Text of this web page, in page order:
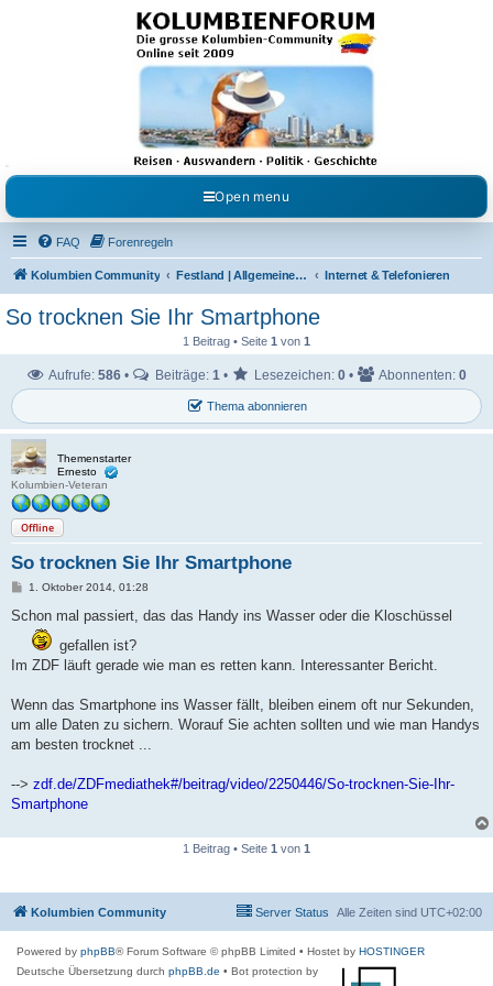
Kolumbienforum - Das
grosse Forum der
Freunde Kolumbiens
Reisen, Auswandern, Kultur, Politik, Geschichte und Visum in Kolumbien und Venezuela.
Austausch, Erfahrungen und Gemeinschaft im Kolumbienforum
Open menu
FAQ Forenregeln
Kolumbien Community Festland | Allgemeine Fragen Internet & Telefonieren
So trocknen Sie Ihr Smartphone
1 Beitrag • Seite 1 von 1
Thema abonnieren
Aufrufe: 586 • Beiträge: 1 • Lesezeichen: 0 • Abonnenten: 0
Themenstarter
Ernesto
Kolumbien-Veteran
Offline
So trocknen Sie Ihr Smartphone
B
i
g
1. Oktober 2014, 01:28
Schon mal passiert, das das Handy ins Wasser oder die Kloschüssel
gefallen ist?
Im ZDF läuft gerade wie man es retten kann. Interessanter Bericht.
Wenn das Smartphone ins Wasser fällt, bleiben einem oft nur Sekunden,
um alle Daten zu sichern. Worauf Sie achten sollten und wie man Handys
am besten trocknet ...
--> zdf.de/ZDFmediathek#/beitrag/video/2250446/So-trocknen-Sie-Ihr-
Smartphone
1 Beitrag • Seite 1 von 1
Kolumbien Community Alle Zeiten sind UTC+02:00
Server Status
Powered by phpBB® Forum Software © phpBB Limited • Hostet by HOSTINGER
Deutsche Übersetzung durch phpBB.de • Bot protection by